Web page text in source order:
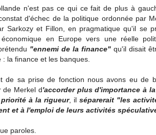
n'est pas ce qui ce fait de plus à
d'échec de la politique ordonnée par
Sarkozy et Fillon, en pragmatique qu'il se
en Europe vers une réelle
"ennemi de la finance"qu'il disait
la finance et les banques.
de sa prise de fonction nous avons eu de
de Merkel d'accorder plus d'importance à
à la rigueur, il séparerait "les
et à l'emploi de leurs activités
paroles.